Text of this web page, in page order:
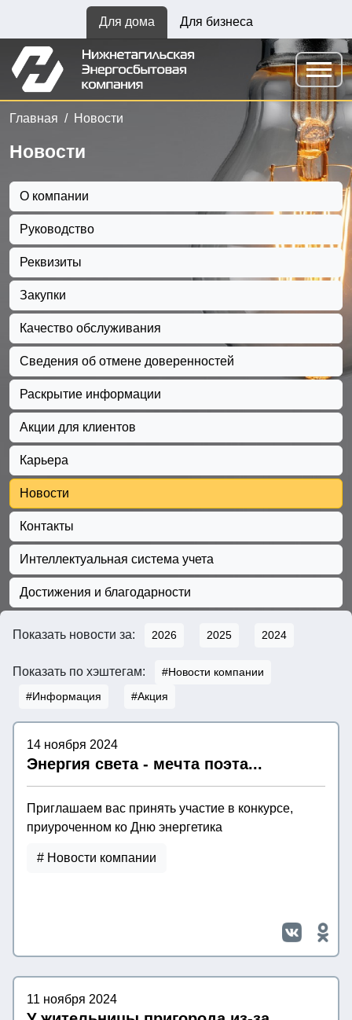
Для дома Для бизнеса
Главная Новости
Новости
О компании
Руководство
Реквизиты
Закупки
Качество обслуживания
Сведения об отмене доверенностей
Раскрытие информации
Акции для клиентов
Карьера
Новости
Контакты
Интеллектуальная система учета
Достижения и благодарности
Показать новости за: 2026 2025 2024
Показать по хэштегам:
#Новости компании
#Информация
#Акция
14 ноября 2024
Энергия света - мечта поэта...
Приглашаем вас принять участие в конкурсе,
приуроченном ко Дню энергетика
# Новости компании
11 ноября 2024